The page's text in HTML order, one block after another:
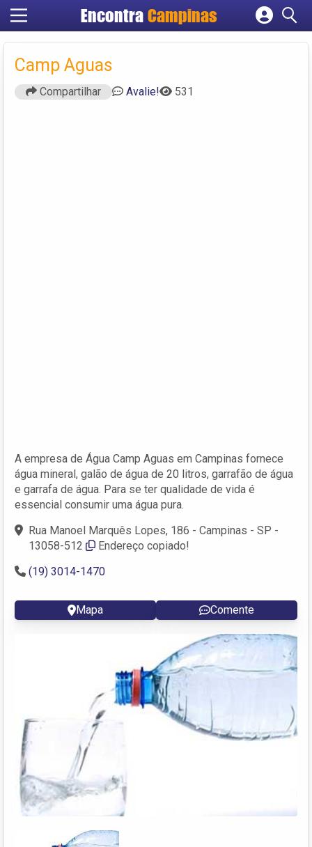
Encontra Campinas
Cadastrar empresa
Camp Aguas
Compartilhar Avalie! 531
A empresa de Água Camp Aguas em Campinas fornece
água mineral, galão de água de 20 litros, garrafão de água
e garrafa de água. Para se ter qualidade de vida é
essencial consumir uma água pura.
Rua Manoel Marquês Lopes, 186 - Campinas - SP -
13058-512
Endereço copiado!
(19) 3014-1470
Mapa Comente